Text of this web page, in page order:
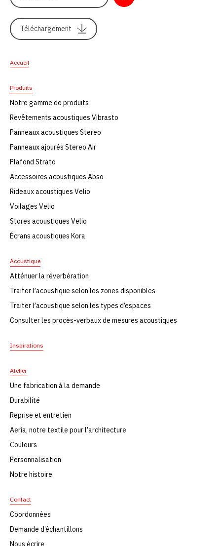
Téléchargement
Accueil
Produits
Notre gamme de produits
Revêtements acoustiques Vibrasto
Panneaux acoustiques Stereo
Panneaux ajourés Stereo Air
Plafond Strato
Accessoires acoustiques Abso
Rideaux acoustiques Velio
Voilages Velio
Stores acoustiques Velio
Écrans acoustiques Kora
Acoustique
Atténuer la réverbération
Traiter l’acoustique selon les zones disponibles
Traiter l’acoustique selon les types d’espaces
Consulter les procès-verbaux de mesures acoustiques
Inspirations
Atelier
Une fabrication à la demande
Durabilité
Reprise et entretien
Aeria, notre textile pour l’architecture
Couleurs
Personnalisation
Notre histoire
Contact
Coordonnées
Demande d’échantillons
Nous écrire